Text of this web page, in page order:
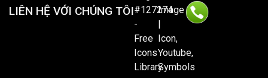
LIÊN HỆ VỚI CHÚNG TÔI